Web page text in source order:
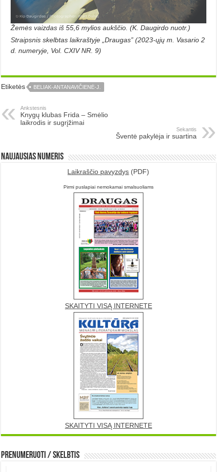
Žemės vaizdas iš 55,6 mylios aukščio. (K. Daugirdo nuotr.)
Straipsnis skelbtas laikraštyje „Draugas” (2023-ųjų m. Vasario 2
d. numeryje, Vol. CXIV NR. 9)
Etiketės BELIAK-ANTANAVIČIENĖ-J.
Ankstesnis
Knygų klubas Frida – Smėlio
laikrodis ir sugrįžimai
Sekantis
Šventė pakylėja ir suartina
Naujausias numeris
Laikraščio pavyzdys (PDF)
Pirmi puslapiai nemokamai smalsuoliams
SKAITYTI VISĄ INTERNETE
SKAITYTI VISĄ INTERNETE
Prenumeruoti / Skelbtis